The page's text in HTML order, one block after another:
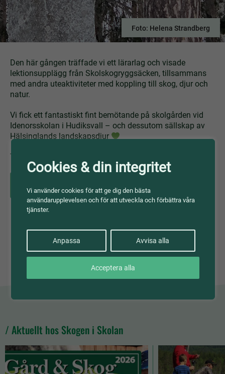
Cookies & din integritet
Vi använder cookies för att ge dig den bästa
användarupplevelsen och för att utveckla och förbättra våra
tjänster.
Anpassa Avvisa alla
Acceptera alla
Foto: Helena Strandberg
Den här gången träffade vi ett lärarlag och visade
lektionsupplägg från Skolskogryggsäcken, tillsammans
med andra uteaktiviteter med koppling till skog, djur och
natur.
Vi fick ett fantastiskt fint bemötande på skolgården vid
Idenorsskolan i Hudiksvall – och dessutom sällskap av
Hälsinglands landskapsdjur
Tack för ett inspirerande besök!
Dalarna-Gävleborg
/ Aktuellt hos Skogen i Skolan